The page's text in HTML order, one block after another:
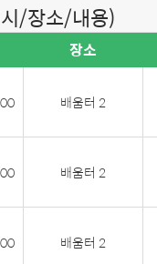
/장소/내용)
장소
배움터 2
배움터 2
배움터 2